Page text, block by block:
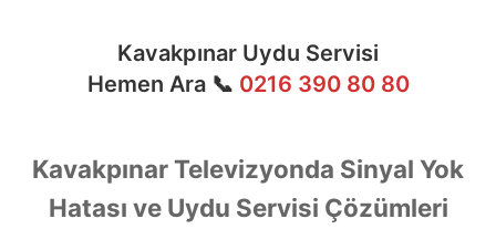
Kavakpınar Uydu Servisi
Hemen Ara 📞 0216 390 80 80
Kavakpınar Televizyonda Sinyal Yok
Hatası ve Uydu Servisi Çözümleri